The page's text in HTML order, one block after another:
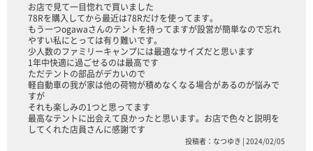
お店で見て一目惚れで買いました
78Rを購入してから最近は78Rだけを使ってます。
もう一つogawaさんのテントを持ってますが設営が簡単なので忘れ
やすい私にとっては有り難いです。
少人数のファミリーキャンプには最適なサイズだと思います
1年中快適に過ごせるのは最高です
ただテントの部品がデカいので
軽自動車の我が家は他の荷物が積めなくなる場合があるのが悩みで
すが
それも楽しみの1つと思ってます
最高なテントに出会えて良かったと思います。お店で色々と説明を
してくれた店員さんに感謝です
投稿者：なつゆき | 2024/02/05